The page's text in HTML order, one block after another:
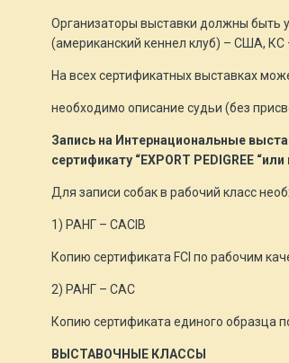
Организаторы выставки должны быть
(американский кеннел клуб) – США, КС
На всех сертификатных выставках
необходимо описание судьи (без
Запись на Интернациональные
сертификату “EXPORT PEDIGREE
Для записи собак в рабочий класс
1) РАНГ – CACIB
Копию сертификата FCI по рабочим
2) РАНГ – САС
Копию сертификата единого образца
ВЫСТАВОЧНЫЕ КЛАССЫ